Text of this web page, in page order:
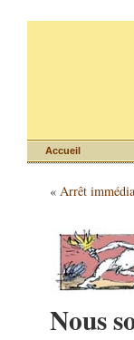
Accueil
« Arrêt
Nous